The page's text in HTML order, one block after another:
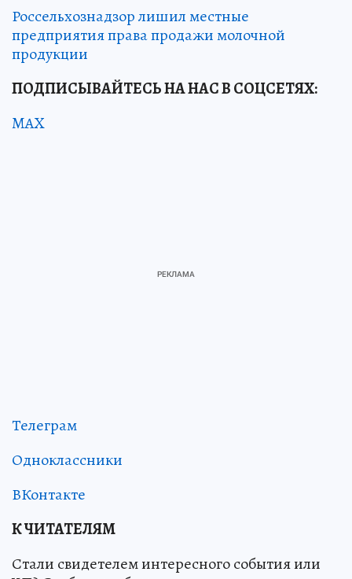
Россельхознадзор лишил местные
предприятия права продажи молочной
продукции
ПОДПИСЫВАЙТЕСЬ НА НАС В СОЦСЕТЯХ:
MAX
Телеграм
Одноклассники
ВКонтакте
К ЧИТАТЕЛЯМ
Стали свидетелем интересного события или